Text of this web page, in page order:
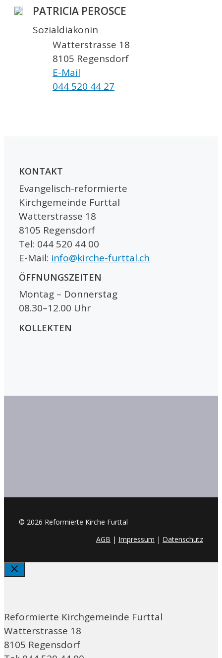
PATRICIA PEROSCE
Sozialdiakonin
Watterstrasse 18
8105 Regensdorf
E-Mail
044 520 44 27
KONTAKT
Evangelisch-reformierte
Kirchgemeinde Furttal
Watterstrasse 18
8105 Regensdorf
Tel: 044 520 44 00
E-Mail: info@kirche-furttal.ch
ÖFFNUNGSZEITEN
Montag – Donnerstag
08.30–12.00 Uhr
KOLLEKTEN
© 2026 Reformierte Kirche Furttal
AGB | Impressum | Datenschutz
Schliessen
Reformierte Kirchgemeinde Furttal
Watterstrasse 18
8105 Regensdorf